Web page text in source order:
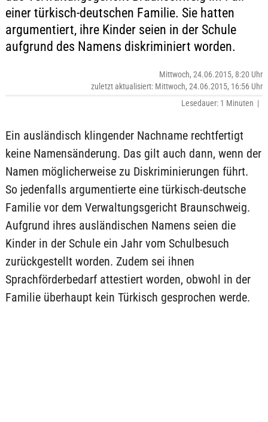
einer türkisch-deutschen Familie. Sie hatten
argumentiert, ihre Kinder seien in der Schule
aufgrund des Namens diskriminiert worden.
Mittwoch, 24.06.2015, 8:20 Uhr
zuletzt aktualisiert: Mittwoch, 24.06.2015, 16:56 Uhr
Lesedauer: 1 Minuten |
Ein ausländisch klingender Nachname rechtfertigt
keine Namensänderung. Das gilt auch dann, wenn der
Namen möglicherweise zu Diskriminierungen führt.
So jedenfalls argumentierte eine türkisch-deutsche
Familie vor dem Verwaltungsgericht Braunschweig.
Aufgrund ihres ausländischen Namens seien die
Kinder in der Schule ein Jahr vom Schulbesuch
zurückgestellt worden. Zudem sei ihnen
Sprachförderbedarf attestiert worden, obwohl in der
Familie überhaupt kein Türkisch gesprochen werde.